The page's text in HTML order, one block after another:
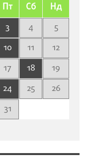
Пт Сб Нд
3 4
5
10 11
12
17 18
19
24 25
26
31